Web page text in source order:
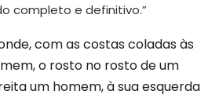
completo e definitivo.”
com as costas coladas às
o rosto no rosto de um
um homem, à sua esquerda